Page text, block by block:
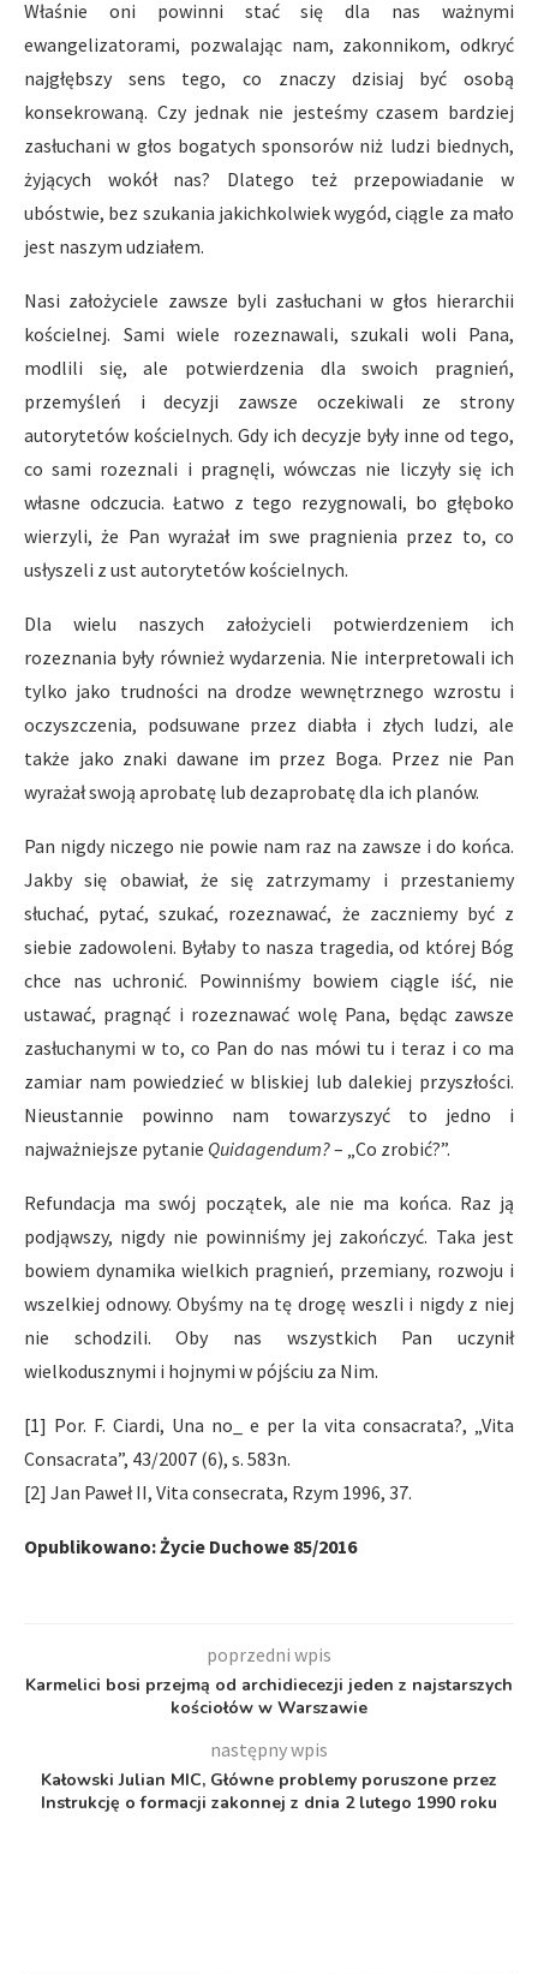
Właśnie oni powinni stać się dla nas ważnymi
ewangelizatorami, pozwalając nam, zakonnikom, odkryć
najgłębszy sens tego, co znaczy dzisiaj być osobą
konsekrowaną. Czy jednak nie jesteśmy czasem bardziej
zasłuchani w głos bogatych sponsorów niż ludzi biednych,
żyjących wokół nas? Dlatego też przepowiadanie w
ubóstwie, bez szukania jakichkolwiek wygód, ciągle za mało
jest naszym udziałem.
Nasi założyciele zawsze byli zasłuchani w głos hierarchii
kościelnej. Sami wiele rozeznawali, szukali woli Pana,
modlili się, ale potwierdzenia dla swoich pragnień,
przemyśleń i decyzji zawsze oczekiwali ze strony
autorytetów kościelnych. Gdy ich decyzje były inne od tego,
co sami rozeznali i pragnęli, wówczas nie liczyły się ich
własne odczucia. Łatwo z tego rezygnowali, bo głęboko
wierzyli, że Pan wyrażał im swe pragnienia przez to, co
usłyszeli z ust autorytetów kościelnych.
Dla wielu naszych założycieli potwierdzeniem ich
rozeznania były również wydarzenia. Nie interpretowali ich
tylko jako trudności na drodze wewnętrznego wzrostu i
oczyszczenia, podsuwane przez diabła i złych ludzi, ale
także jako znaki dawane im przez Boga. Przez nie Pan
wyrażał swoją aprobatę lub dezaprobatę dla ich planów.
Pan nigdy niczego nie powie nam raz na zawsze i do końca.
Jakby się obawiał, że się zatrzymamy i przestaniemy
słuchać, pytać, szukać, rozeznawać, że zaczniemy być z
siebie zadowoleni. Byłaby to nasza tragedia, od której Bóg
chce nas uchronić. Powinniśmy bowiem ciągle iść, nie
ustawać, pragnąć i rozeznawać wolę Pana, będąc zawsze
zasłuchanymi w to, co Pan do nas mówi tu i teraz i co ma
zamiar nam powiedzieć w bliskiej lub dalekiej przyszłości.
Nieustannie powinno nam towarzyszyć to jedno i
najważniejsze pytanie Quidagendum?– „Co zrobić?”.
Refundacja ma swój początek, ale nie ma końca. Raz ją
podjąwszy, nigdy nie powinniśmy jej zakończyć. Taka jest
bowiem dynamika wielkich pragnień, przemiany, rozwoju i
wszelkiej odnowy. Obyśmy na tę drogę weszli i nigdy z niej
nie schodzili. Oby nas wszystkich Pan uczynił
wielkodusznymi i hojnymi w pójściu za Nim.
[1] Por. F. Ciardi, Una no_ e per la vita consacrata?, „Vita
Consacrata”, 43/2007 (6), s. 583n.
[2] Jan Paweł II, Vita consecrata, Rzym 1996, 37.
Opublikowano: Życie Duchowe 85/2016
poprzedni wpis
Karmelici bosi przejmą od archidiecezji jeden z najstarszych
kościołów w Warszawie
następny wpis
Kałowski Julian MIC, Główne problemy poruszone przez
Instrukcję o formacji zakonnej z dnia 2 lutego 1990 roku